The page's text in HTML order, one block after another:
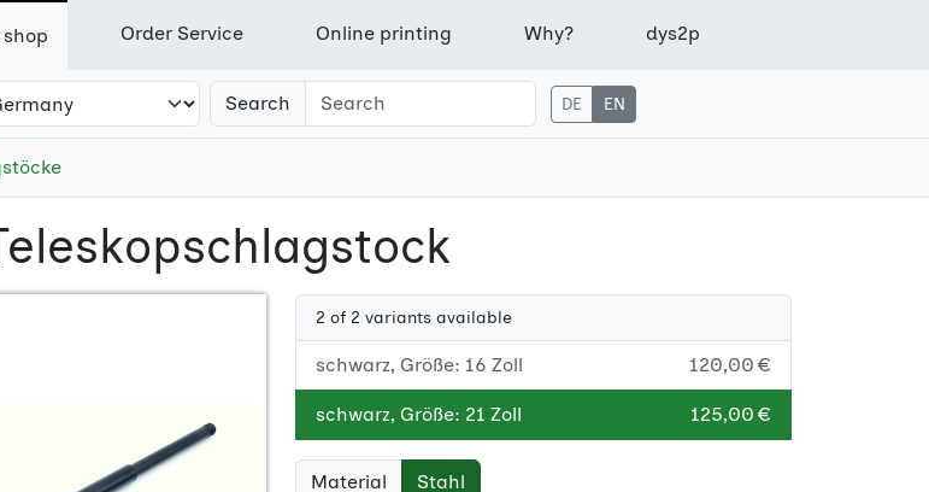
Order Service Online printing Why? dys2p
Search DE EN
2 of 2 variants available
schwarz, Größe: 16 Zoll 120,00 €
schwarz, Größe: 21 Zoll 125,00 €
Material Stahl